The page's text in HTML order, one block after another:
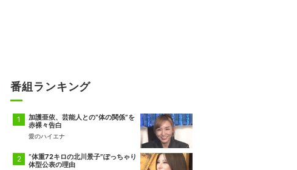
番組ランキング
加護亜依、芸能人との“体の関係”を
赤裸々告白
愛のハイエナ
“体重72キロの北川景子”ぽっちゃり
体型公表の理由